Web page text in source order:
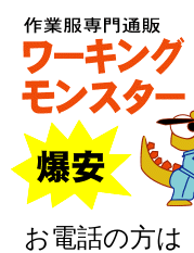
お電話の方は